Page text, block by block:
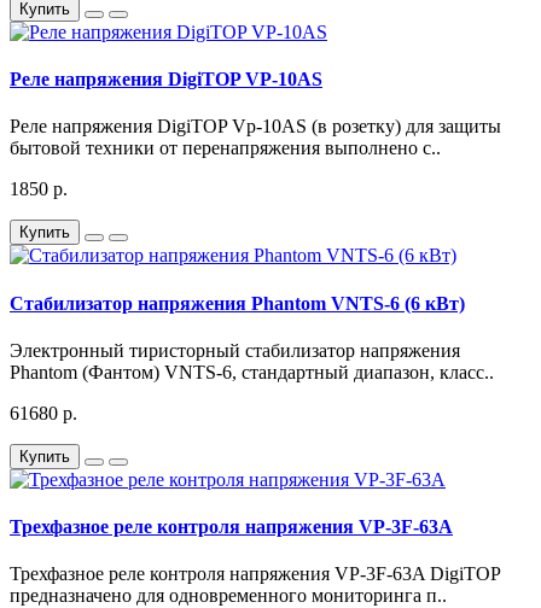
Купить
Реле напряжения DigiTOP VP-10AS
Реле напряжения DigiTOP Vp-10AS (в розетку) для защиты
бытовой техники от перенапряжения выполнено с..
1850 р.
Купить
Стабилизатор напряжения Phantom VNTS-6 (6 кВт)
Электронный тиристорный стабилизатор напряжения
Phantom (Фантом) VNTS-6, стандартный диапазон, класс..
61680 р.
Купить
Трехфазное реле контроля напряжения VP-3F-63A
Трехфазное реле контроля напряжения VP-3F-63A DigiTOP
предназначено для одновременного мониторинга п..